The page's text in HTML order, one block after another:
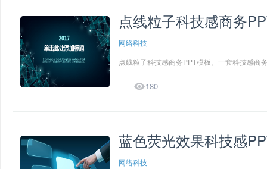
点线粒子科技感商务
网络科技
点线粒子科技感商务PPT模板。一套科技感商
180
蓝色荧光效果科技感
网络科技